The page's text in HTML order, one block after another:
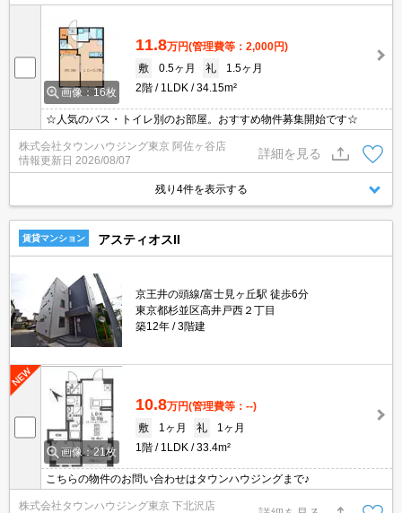
画像：16枚
11.8万円(管理費等：2,000円)
敷
0.5ヶ月 礼
1.5ヶ月
2階
1LDK 34.15m²
☆人気のバス・トイレ別のお部屋。おすすめ物件募集開始です☆
株式会社タウンハウジング東京 阿佐ヶ谷店
情報更新日 2026/08/07
詳細を見る
残り4件を表示する
賃貸マンション アスティオスII
京王井の頭線/富士見ヶ丘駅 徒歩6分
東京都杉並区高井戸西２丁目
築12年
3階建
画像：21枚
10.8万円(管理費等：--)
敷
1ヶ月 礼
1ヶ月
1階
1LDK 33.4m²
こちらの物件のお問い合わせはタウンハウジングまで♪
株式会社タウンハウジング東京 下北沢店